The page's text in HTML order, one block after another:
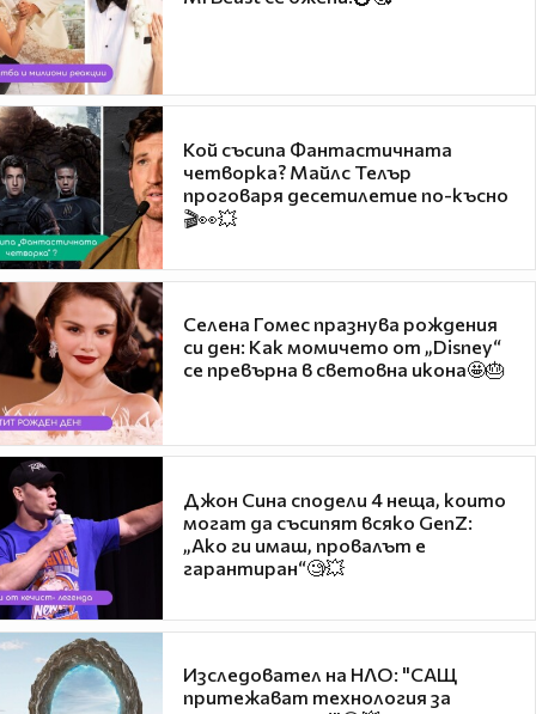
Кой съсипа Фантастичната
четворка? Майлс Телър
проговаря десетилетие по-късно
🎬👀💥
Селена Гомес празнува рождения
си ден: Как момичето от „Disney“
се превърна в световна икона🤩🎂
Джон Сина сподели 4 неща, които
могат да съсипят всяко GenZ:
„Ако ги имаш, провалът е
гарантиран“🧐💥
Изследовател на НЛО: "САЩ
притежават технология за